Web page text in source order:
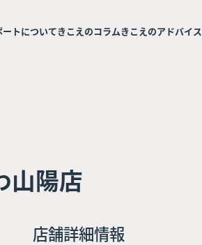
トについてきこえのコラムきこえのアドバイス
陽店
店舗詳細情報